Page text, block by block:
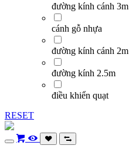
đường kính cánh 3m
cánh gỗ nhựa
đường kính cánh 2m
đường kính 2.5m
điều khiển quạt
RESET